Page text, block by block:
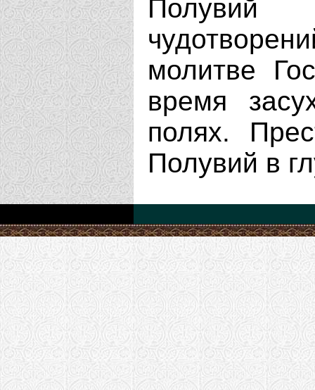
молитве
время
полях.
Полувий в